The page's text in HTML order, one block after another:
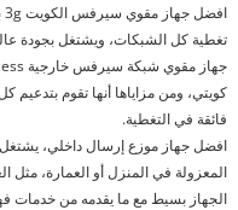
تغطية كل الشبكات، ويشتغل بجودة
كويتي، ومن مزاياها أنها تقوم
فائقة في التغطية.
افضل جهاز موزع إرسال داخلي، يشتغل
المعزولة في المنزل أو العمارة،
الجهاز بسيط مع ما يقدمه من خدمات فهو لا يتجاوز